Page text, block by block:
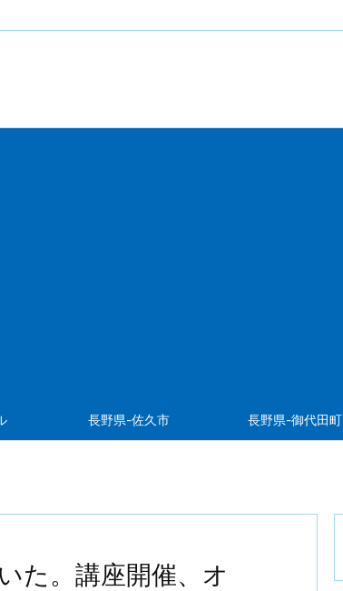
長野県-佐久市 長野県-御代田町
た。講座開催、オ